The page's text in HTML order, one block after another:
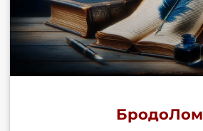
БродоЛом